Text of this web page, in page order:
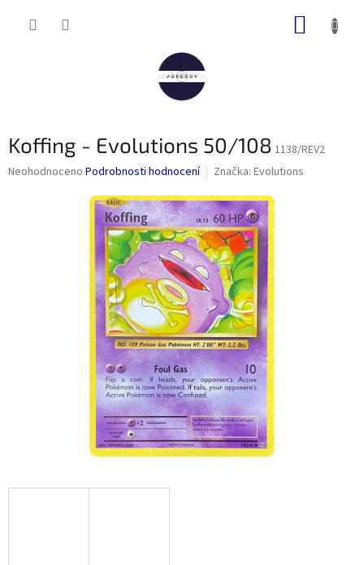
Koffing - Evolutions 50/108 1138/REV2
Průměrné
Neohodnoceno Podrobnosti hodnocení Značka: Evolutions